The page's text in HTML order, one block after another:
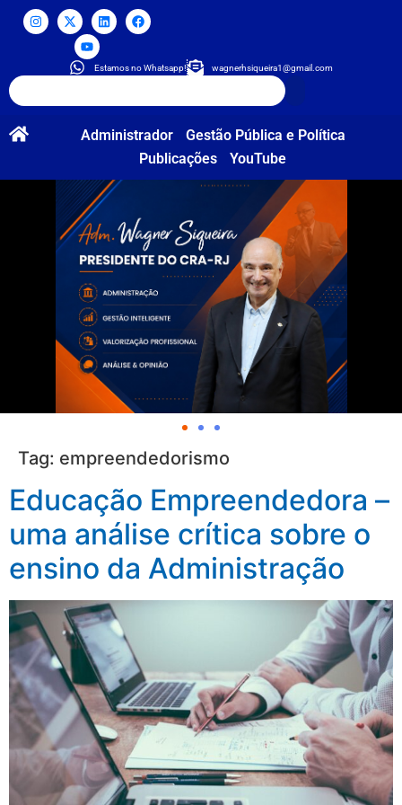
Estamos no Whatsapp! wagnerhsiqueira1@gmail.com
Administrador
Gestão Pública e Política
Publicações
YouTube
Tag: empreendedorismo
Educação Empreendedora –
uma análise crítica sobre o
ensino da Administração